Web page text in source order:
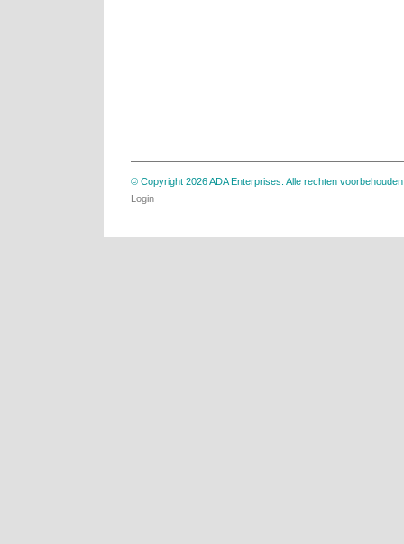
© Copyright 2026 ADA Enterprises. Alle rechten
Login